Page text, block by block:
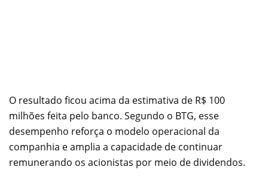
O resultado ficou acima da estimativa de R$ 100
milhões feita pelo banco. Segundo o BTG, esse
desempenho reforça o modelo operacional da
companhia e amplia a capacidade de continuar
remunerando os acionistas por meio de dividendos.